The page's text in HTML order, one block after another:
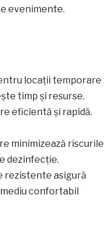
evenimente.
locații temporare
timp și resurse.
eficientă și rapidă.
minimizează riscurile
dezinfecție.
rezistente asigură
confortabil